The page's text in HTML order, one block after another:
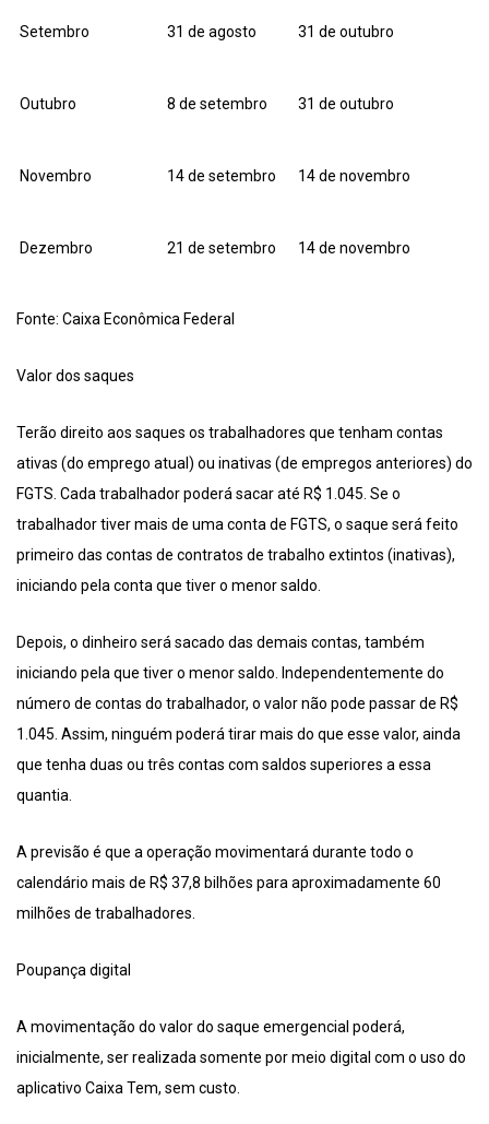
Setembro 31 de agosto 31 de outubro
Outubro 8 de setembro 31 de outubro
Novembro 14 de setembro 14 de novembro
Dezembro 21 de setembro 14 de novembro
Fonte: Caixa Econômica Federal
Valor dos saques
Terão direito aos saques os trabalhadores que tenham contas
ativas (do emprego atual) ou inativas (de empregos anteriores) do
FGTS. Cada trabalhador poderá sacar até R$ 1.045. Se o
trabalhador tiver mais de uma conta de FGTS, o saque será feito
primeiro das contas de contratos de trabalho extintos (inativas),
iniciando pela conta que tiver o menor saldo.
Depois, o dinheiro será sacado das demais contas, também
iniciando pela que tiver o menor saldo. Independentemente do
número de contas do trabalhador, o valor não pode passar de R$
1.045. Assim, ninguém poderá tirar mais do que esse valor, ainda
que tenha duas ou três contas com saldos superiores a essa
quantia.
A previsão é que a operação movimentará durante todo o
calendário mais de R$ 37,8 bilhões para aproximadamente 60
milhões de trabalhadores.
Poupança digital
A movimentação do valor do saque emergencial poderá,
inicialmente, ser realizada somente por meio digital com o uso do
aplicativo Caixa Tem, sem custo.